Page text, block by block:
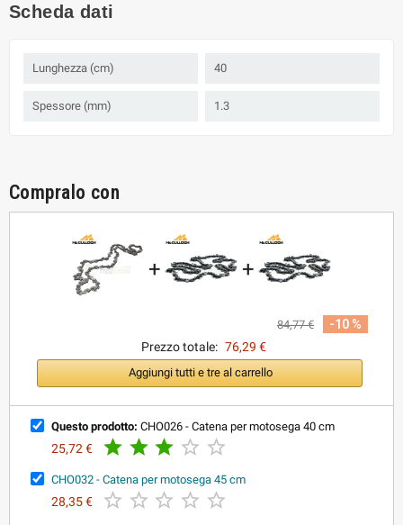
Scheda dati
Lunghezza (cm) 40
Spessore (mm) 1.3
Compralo con
+ +
84,77 €
-10 %
Prezzo totale: 76,29 €
Aggiungi tutti e tre al carrello
Questo prodotto: CHO026 - Catena per motosega 40 cm
25,72 €     
CHO032 - Catena per motosega 45 cm
28,35 €     